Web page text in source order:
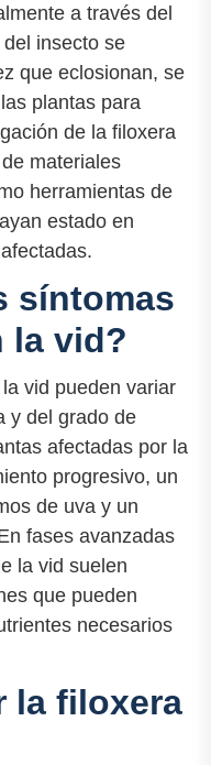
a través del
insecto se
que eclosionan, se
plantas para
de la filoxera
materiales
herramientas de
estado en
síntomas
la vid?
vid pueden variar
y del grado de
afectadas por la
progresivo, un
de uva y un
fases avanzadas
la vid suelen
que pueden
necesarios
la filoxera